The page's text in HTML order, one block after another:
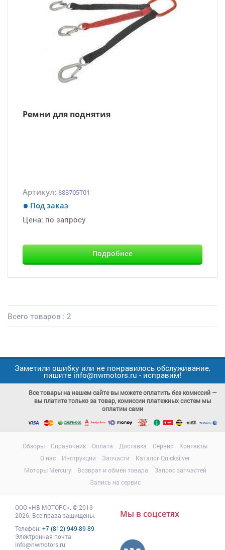
Ремни для поднятия
Артикул: 883705T01
Под заказ
Цена: по запросу
Подробнее
Всего товаров : 2
Заметили ошибку или не понравилось обслуживание,
пишите info@nwmotors.ru - исправим!
Все товары на нашем сайте вы можете оплатить без комиссий —
вы платите только за товар, комиссии платежных систем мы
оплатим сами
Обзоры Справочник Оплата Доставка Сервис
Контакты
О нас
Инструкции Запчасти
Каталог Quicksilver
Моторы Mercury
Возврат и обмен товара
Запрос запчастей
Запись на сервис
ООО«НВ МОТОРС» © 2013-
2026. Все права защищены.
Телефон: +7 (812) 949-89-89
Электронная почта:
info@nwmotors.ru
Мы в соцсетях